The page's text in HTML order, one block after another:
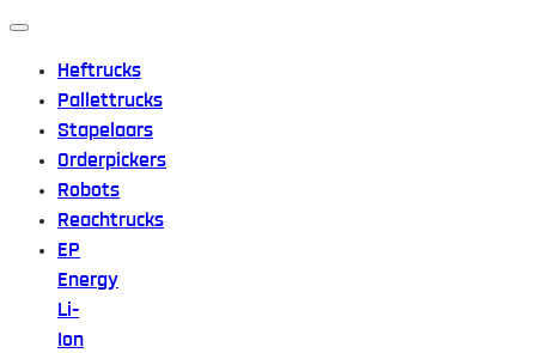
Heftrucks
Pallettrucks
Stapelaars
Orderpickers
Robots
Reachtrucks
EP
Energy
Li-
Ion